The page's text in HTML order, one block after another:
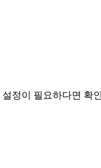
정이 필요하다면 확